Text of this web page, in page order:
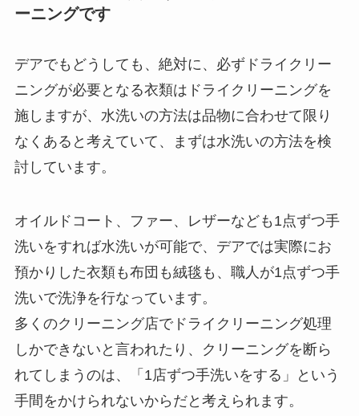
ーニングです
デアでもどうしても、絶対に、必ずドライクリー
ニングが必要となる衣類はドライクリーニングを
施しますが、水洗いの方法は品物に合わせて限り
なくあると考えていて、まずは水洗いの方法を検
討しています。
オイルドコート、ファー、レザーなども1点ずつ手
洗いをすれば水洗いが可能で、デアでは実際にお
預かりした衣類も布団も絨毯も、職人が1点ずつ手
洗いで洗浄を行なっています。
多くのクリーニング店でドライクリーニング処理
しかできないと言われたり、クリーニングを断ら
れてしまうのは、「1店ずつ手洗いをする」という
手間をかけられないからだと考えられます。